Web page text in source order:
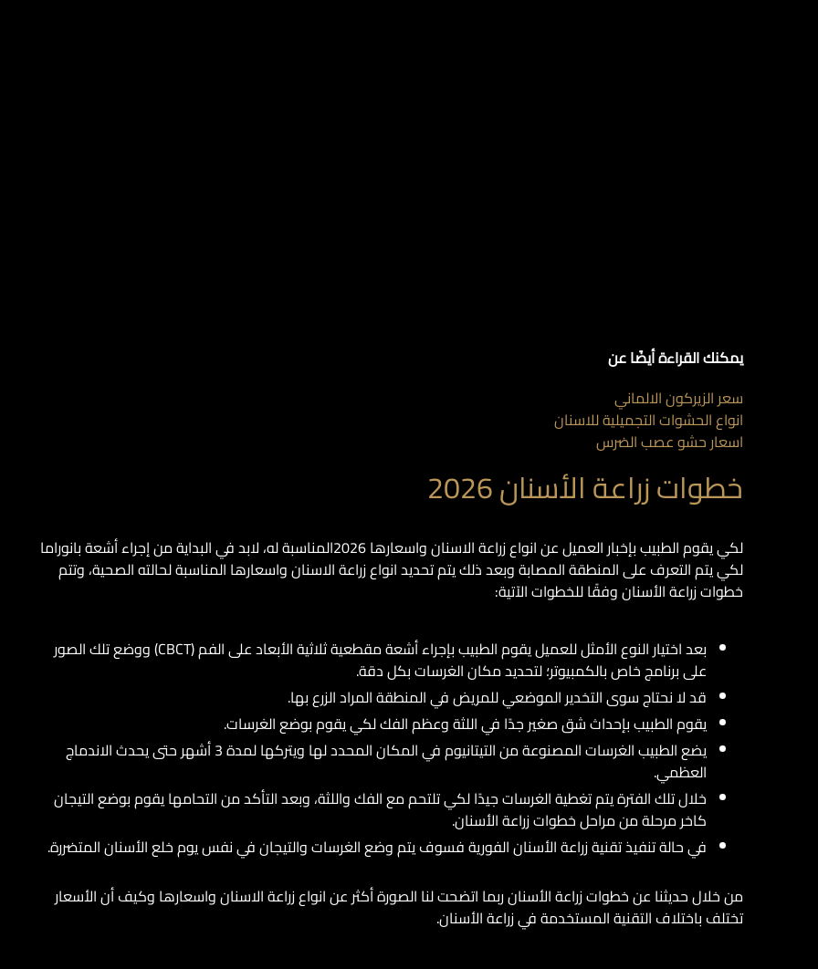
يمكنك القراءة أيضًا عن
سعر الزيركون الالماني
انواع الحشوات التجميلية للاسنان
اسعار حشو عصب الضرس
خطوات زراعة الأسنان 2026
لكي يقوم الطبيب بإخبار العميل عن انواع زراعة الاسنان واسعارها 2026المناسبة له، لابد في البداية من إجراء أشعة بانوراما
لكي يتم التعرف على المنطقة المصابة وبعد ذلك يتم تحديد انواع زراعة الاسنان واسعارها المناسبة لحالته الصحية، وتتم
خطوات زراعة الأسنان وفقًا للخطوات الآتية:
بعد اختيار النوع الأمثل للعميل يقوم الطبيب بإجراء أشعة مقطعية ثلاثية الأبعاد على الفم (CBCT) ووضع تلك الصور
على برنامج خاص بالكمبيوتر؛ لتحديد مكان الغرسات بكل دقة.
قد لا نحتاج سوى التخدير الموضعي للمريض في المنطقة المراد الزرع بها.
يقوم الطبيب بإحداث شق صغير جدًا في اللثة وعظم الفك لكي يقوم بوضع الغرسات.
يضع الطبيب الغرسات المصنوعة من التيتانيوم في المكان المحدد لها ويتركها لمدة 3 أشهر حتى يحدث الاندماج
العظمي.
خلال تلك الفترة يتم تغطية الغرسات جيدًا لكي تلتحم مع الفك واللثة، وبعد التأكد من التحامها يقوم بوضع التيجان
كاخر مرحلة من مراحل خطوات زراعة الأسنان.
في حالة تنفيذ تقنية زراعة الأسنان الفورية فسوف يتم وضع الغرسات والتيجان في نفس يوم خلع الأسنان المتضررة.
من خلال حديثنا عن خطوات زراعة الأسنان ربما اتضحت لنا الصورة أكثر عن انواع زراعة الاسنان واسعارها وكيف أن الأسعار
تختلف باختلاف التقنية المستخدمة في زراعة الأسنان.